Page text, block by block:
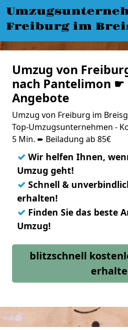
Freiburg im
Umzug von
nach Pantelimon ☛
Angebote
Umzug von Freiburg im
Top-Umzugsunternehmen -
5 Min. ➨ Beiladung ab 85€
✓ Wir helfen Ihnen,
Umzug geht!
✓ Schnell &
erhalten!
✓ Finden Sie das beste
Umzug!
blitzschnell